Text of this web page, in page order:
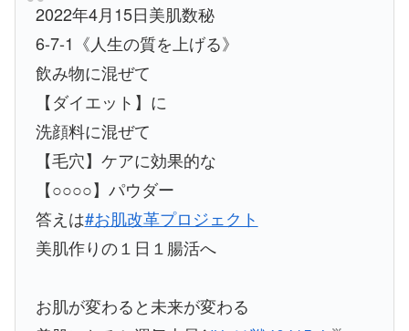
2022年4月15日美肌数秘
6-7-1《人生の質を上げる》
飲み物に混ぜて
【ダイエット】に
洗顔料に混ぜて
【毛穴】ケアに効果的な
【○○○○】パウダー
答えは#お肌改革プロジェクト
美肌作りの１日１腸活へ
お肌が変わると未来が変わる